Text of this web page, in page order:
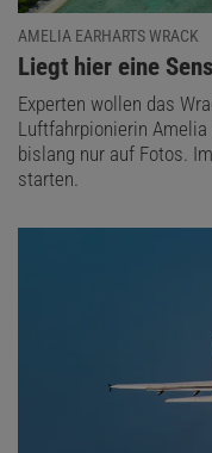
AMELIA EARHARTS WRACK
:
Liegt hier eine
Experten wollen das
Luftfahrpionierin Amelia
bislang nur auf Fotos.
starten.